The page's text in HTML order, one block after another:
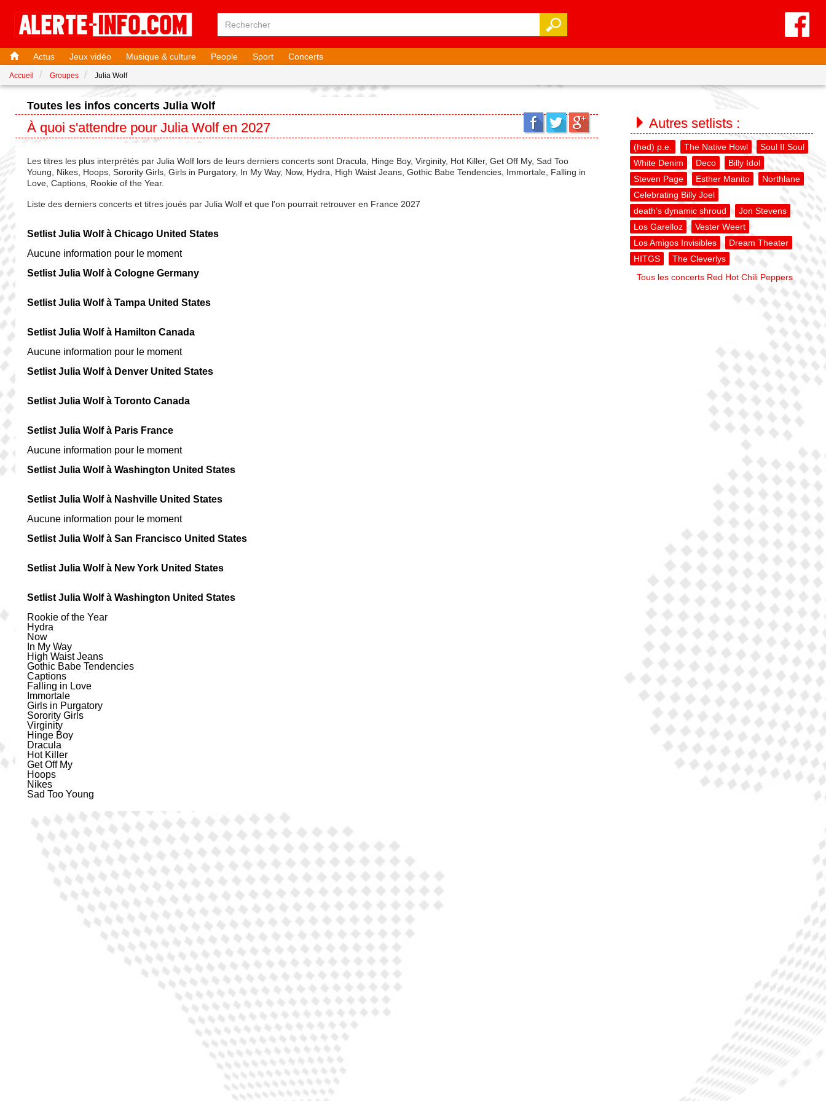
Actus Jeux vidéo Musique & culture People Sport Concerts
Accueil Groupes Julia Wolf
Toutes les infos concerts Julia Wolf
À quoi s'attendre pour Julia Wolf en 2027
Les titres les plus interprétés par Julia Wolf lors de leurs derniers concerts sont Dracula, Hinge Boy, Virginity, Hot Killer, Get Off My, Sad Too
Young, Nikes, Hoops, Sorority Girls, Girls in Purgatory, In My Way, Now, Hydra, High Waist Jeans, Gothic Babe Tendencies, Immortale, Falling in
Love, Captions, Rookie of the Year.
Liste des derniers concerts et titres joués par Julia Wolf et que l'on pourrait retrouver en France 2027
Setlist Julia Wolf à Chicago United States
Aucune information pour le moment
Setlist Julia Wolf à Cologne Germany
Setlist Julia Wolf à Tampa United States
Setlist Julia Wolf à Hamilton Canada
Aucune information pour le moment
Setlist Julia Wolf à Denver United States
Setlist Julia Wolf à Toronto Canada
Setlist Julia Wolf à Paris France
Aucune information pour le moment
Setlist Julia Wolf à Washington United States
Setlist Julia Wolf à Nashville United States
Aucune information pour le moment
Setlist Julia Wolf à San Francisco United States
Setlist Julia Wolf à New York United States
Setlist Julia Wolf à Washington United States
Rookie of the Year
Hydra
Now
In My Way
High Waist Jeans
Gothic Babe Tendencies
Captions
Falling in Love
Immortale
Girls in Purgatory
Sorority Girls
Virginity
Hinge Boy
Dracula
Hot Killer
Get Off My
Hoops
Nikes
Sad Too Young
Autres setlists :
(həd) p.e. The Native Howl
Soul II Soul
White Denim
Deco
Billy Idol
Steven Page
Esther Manito
Northlane
Celebrating Billy Joel
death’s dynamic shroud
Jon Stevens
Los Garelloz
Vester Weert
Los Amigos Invisibles
Dream Theater
HITGS
The Cleverlys
Tous les concerts Red Hot Chili Peppers